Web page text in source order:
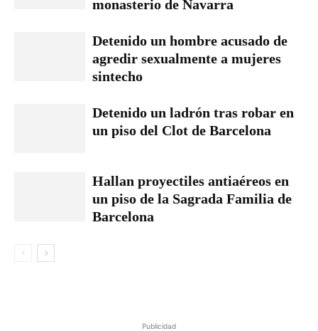
monasterio de Navarra
Detenido un hombre acusado de
agredir sexualmente a mujeres
sintecho
Detenido un ladrón tras robar en
un piso del Clot de Barcelona
Hallan proyectiles antiaéreos en
un piso de la Sagrada Familia de
Barcelona
Publicidad